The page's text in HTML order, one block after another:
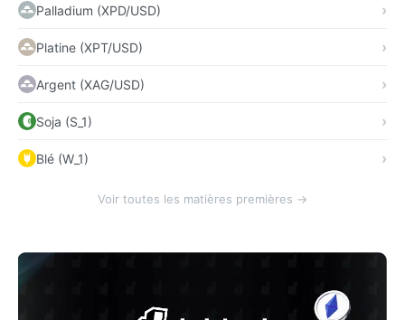
Palladium (XPD/USD)
Platine (XPT/USD)
Argent (XAG/USD)
Soja (S_1)
Blé (W_1)
Voir toutes les matières premières →